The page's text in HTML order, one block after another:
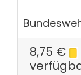
8,75 €